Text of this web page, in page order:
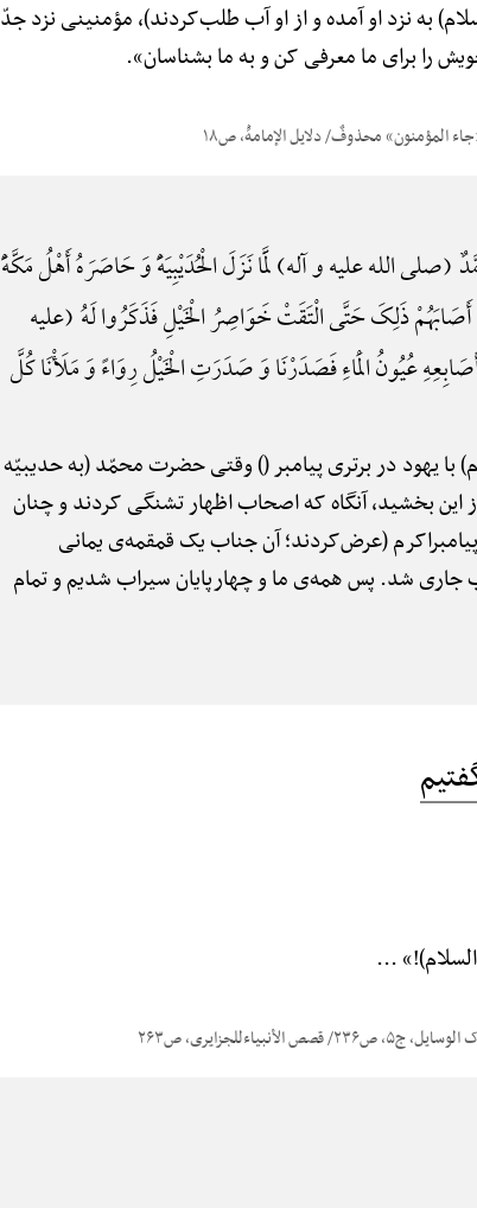
به نزد او آمده و از او آب طلب‌کردند)، مؤمنینی نزد جدّ
را برای ما معرفی کن و به ما بشناسان».
الله علیه و آله) لَمَّا نَزَلَ الْحُدَیْبِیَهًَْ وَ حَاصَرَهُ أَهْلُ مَکَّهًَْ
ذَلِکَ حَتَّی الْتَقَتْ خَوَاصِرُ الْخَیْلِ فَذَکَرُوا لَهُ (علیه
عُیُونُ الْمَاءِ فَصَدَرْنَا وَ صَدَرَتِ الْخَیْلُ رِوَاءً وَ مَلَأْنَا کُلَّ
با یهود در برتری پیامبر () وقتی حضرت محمّد (به حدیبیّه
این بخشید، آنگاه که اصحاب اظهار تشنگی کردند و چنان
(عرض‌کردند؛ آن جناب یک قمقمه‌ی یمانی
شد. پس همه‌ی ما و چهارپایان سیراب شدیم و تمام
...